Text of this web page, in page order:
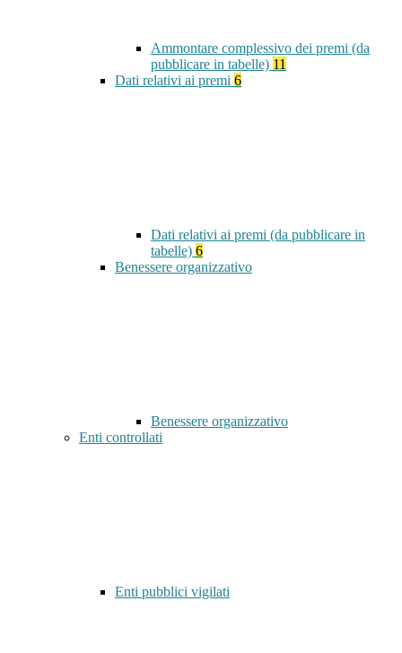
Ammontare complessivo dei premi (da
pubblicare in tabelle) 11
Dati relativi ai premi 6
Dati relativi ai premi (da pubblicare in
tabelle) 6
Benessere organizzativo
Benessere organizzativo
Enti controllati
Enti pubblici vigilati